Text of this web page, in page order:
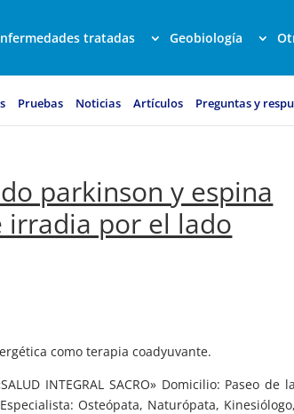
tratadas Geobiología
Pruebas Noticias Artículos Preguntas y
parkinson y espina
irradia por el lado
como terapia coadyuvante.
INTEGRAL SACRO» Domicilio: Paseo de la
Osteópata, Naturópata, Kinesiólogo,